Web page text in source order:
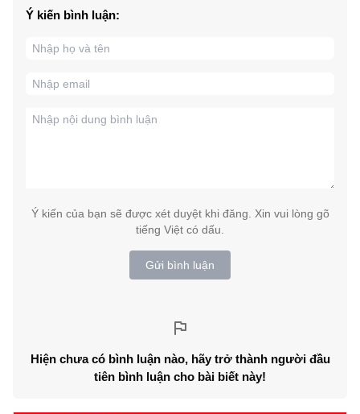
Ý kiến bình luận:
Ý kiến của bạn sẽ được xét duyệt khi đăng. Xin vui lòng gõ
tiếng Việt có dấu.
Gửi bình luận
Hiện chưa có bình luận nào, hãy trở thành người đầu
tiên bình luận cho bài biết này!